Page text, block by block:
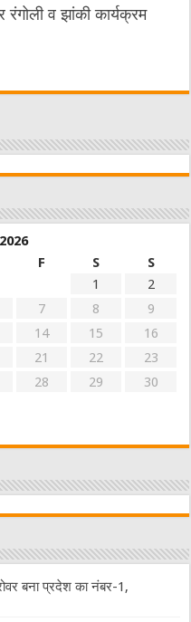
रंगोली व झांकी कार्यक्रम
F S
S
1
2
7 8
9
14 15
16
21 22
23
28 29
30
बना प्रदेश का नंबर-1,